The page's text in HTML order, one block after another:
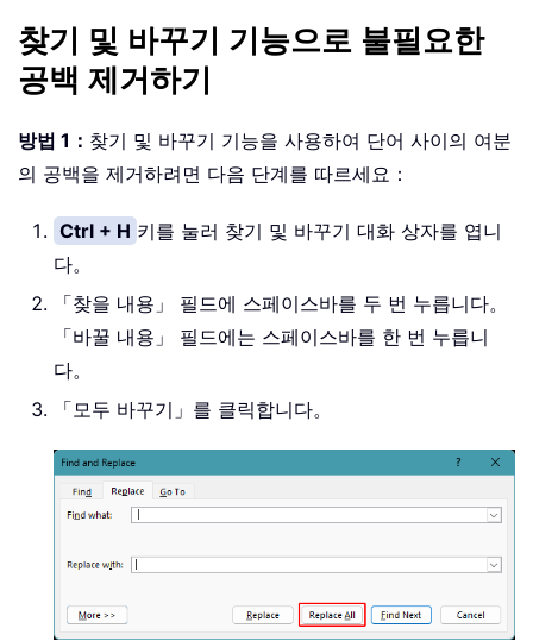
찾기 및 바꾸기 기능으로 불필요한
공백 제거하기
방법 1： 찾기 및 바꾸기 기능을 사용하여 단어 사이의 여분
의 공백을 제거하려면 다음 단계를 따르세요：
Ctrl + H 키를 눌러 찾기 및 바꾸기 대화 상자를 엽니
다。
「찾을 내용」 필드에 스페이스바를 두 번 누릅니다。
「바꿀 내용」 필드에는 스페이스바를 한 번 누릅니
다。
「모두 바꾸기」를 클릭합니다。